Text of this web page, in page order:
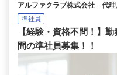
アルファクラブ株式会社 代
準社員
【経験・資格不問！】
間の準社員募集！！